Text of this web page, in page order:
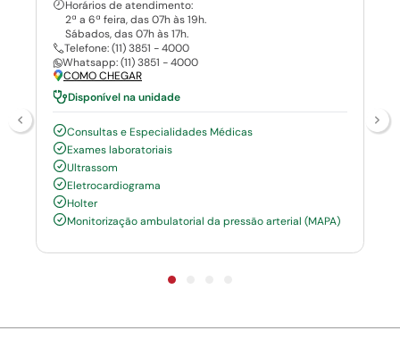
Horários de atendimento:
2ª a 6ª feira, das 07h às 19h.
Sábados, das 07h às 17h.
Telefone: (11) 3851 - 4000
Whatsapp: (11) 3851 - 4000
COMO CHEGAR
Disponível na unidade
Consultas e Especialidades Médicas
Exames laboratoriais
Ultrassom
Eletrocardiograma
Holter
Monitorização ambulatorial da pressão arterial (MAPA)